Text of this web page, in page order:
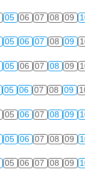
05 06 07 08 09
05 06 07 08 09
05 06 07 08 09
05 06 07 08 09
05 06 07 08 09
05 06 07 08 09
05 06 07 08 09